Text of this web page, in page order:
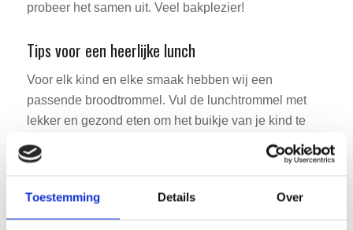
Toestemming Details Over
probeer het samen uit. Veel bakplezier!
Tips voor een heerlijke lunch
Voor elk kind en elke smaak hebben wij een
passende broodtrommel. Vul de lunchtrommel met
lekker en gezond eten om het buikje van je kind te
vullen. Natuurlijk wil je niet dat je kind zijn lunch niet
opeet. Zorg er dus voor dat het niet alleen lekker
ook mee. Het is dus belangrijk om de lunch
aantrekkelijk te presenteren en te verpakken. Door